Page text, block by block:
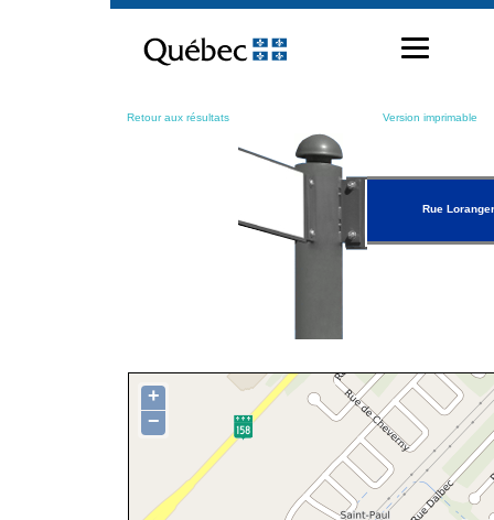
contenu
Retour aux résultats Version imprimable
Rue Loranger
+
−